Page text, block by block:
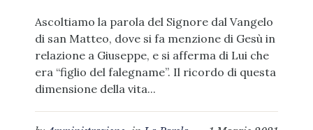
Ascoltiamo la parola del Signore dal Vangelo
di san Matteo, dove si fa menzione di Gesù in
relazione a Giuseppe, e si afferma di Lui che
era “figlio del falegname”. Il ricordo di questa
dimensione della vita...